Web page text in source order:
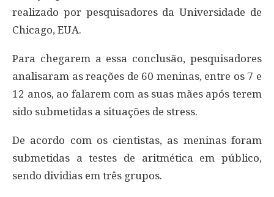
realizado por pesquisadores da Universidade de
Chicago, EUA.
Para chegarem a essa conclusão, pesquisadores
analisaram as reações de 60 meninas, entre os 7 e
12 anos, ao falarem com as suas mães após terem
sido submetidas a situações de stress.
De acordo com os cientistas, as meninas foram
submetidas a testes de aritmética em público,
sendo dividias em três grupos.